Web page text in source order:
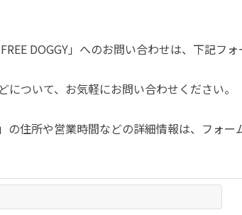
DOGGY」へのお問い合わせは、下記フォ
ついて、お気軽にお問い合わせください。
住所や営業時間などの詳細情報は、フォー